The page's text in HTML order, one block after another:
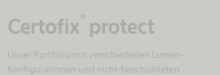
Certofix® protect
Unser Portfolio mit verschiedenen Lumen-
Konfigurationen und nicht-beschichteten